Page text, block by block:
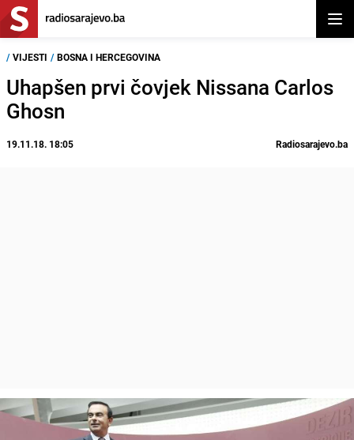
/ VIJESTI / BOSNA I HERCEGOVINA
Uhapšen prvi čovjek Nissana Carlos
Ghosn
19.11.18. 18:05 Radiosarajevo.ba